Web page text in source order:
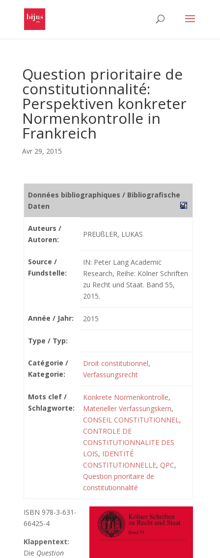
Question prioritaire de
constitutionnalité:
Perspektiven konkreter
Normenkontrolle in
Frankreich
Avr 29, 2015
Données bibliographiques / Bibliografische
Daten
Auteurs /
Autoren:
PREUßLER, LUKAS
Source /
Fundstelle:
IN: Peter Lang Academic
Research, Reihe: Kölner Schriften
zu Recht und Staat. Band 55,
2015.
Année / Jahr: 2015
Type / Typ:
Catégorie /
Kategorie:
Droit constitutionnel,
Verfassungsrecht
Mots clef /
Schlagworte:
Konkrete Normenkontrolle,
Materieller Verfassungskern,
CONSEIL CONSTITUTIONNEL,
CONTROLE DE
CONSTITUTIONNALITE DES
LOIS, IDENTITÉ
CONSTITUTIONNELLE, QPC,
Question prioritaire de
constitutionnalité
ISBN 978-3-631-
66425-4
Klappentext:
Die Question